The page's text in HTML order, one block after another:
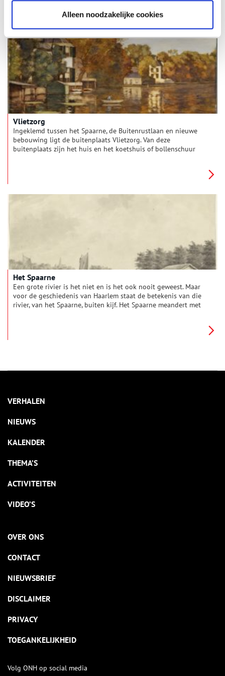
Alleen noodzakelijke cookies
water. Water afkomstig uit Duitsland dat hier tot problemen
leidde. Deze dijk moest de graaf droge voeten garanderen.
Vlietzorg
Ingeklemd tussen het Spaarne, de Buitenrustlaan en nieuwe
bebouwing ligt de buitenplaats Vlietzorg. Van deze
buitenplaats zijn het huis en het koetshuis of bollenschuur
Het Spaarne
Een grote rivier is het niet en is het ook nooit geweest. Maar
voor de geschiedenis van Haarlem staat de betekenis van die
rivier, van het Spaarne, buiten kijf. Het Spaarne meandert met
VERHALEN
NIEUWS
KALENDER
THEMA’S
ACTIVITEITEN
VIDEO’S
OVER ONS
CONTACT
NIEUWSBRIEF
DISCLAIMER
PRIVACY
TOEGANKELIJKHEID
Volg ONH op social media